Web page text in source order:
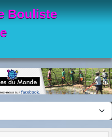
Bouliste